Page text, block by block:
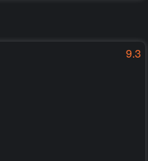
9.3